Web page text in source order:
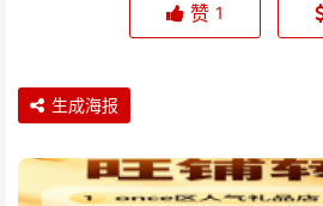
赞 1
生成海报